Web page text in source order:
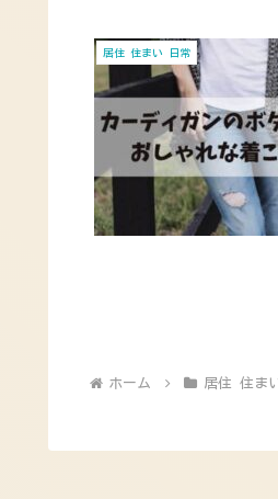
居住 住まい 日常
ホーム 居住 住ま